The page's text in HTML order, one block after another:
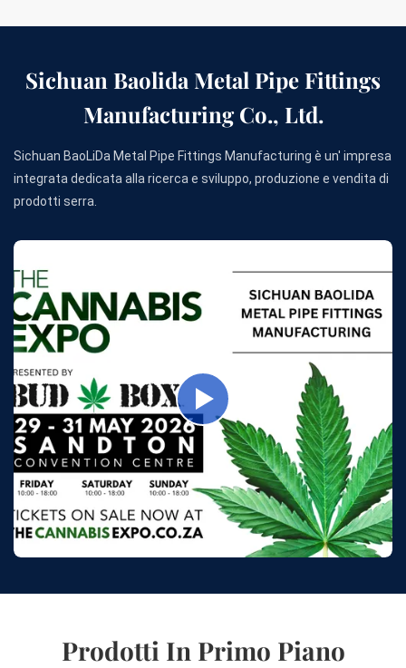
Sichuan Baolida Metal Pipe Fittings
Manufacturing Co., Ltd.
Sichuan BaoLiDa Metal Pipe Fittings Manufacturing è un' impresa
integrata dedicata alla ricerca e sviluppo, produzione e vendita di
prodotti serra.
Prodotti In Primo Piano